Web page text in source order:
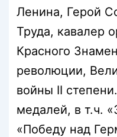
Ленина, Герой
Труда, кавалер
Красного
революции,
войны II
медалей, в т.ч.
«Победу над